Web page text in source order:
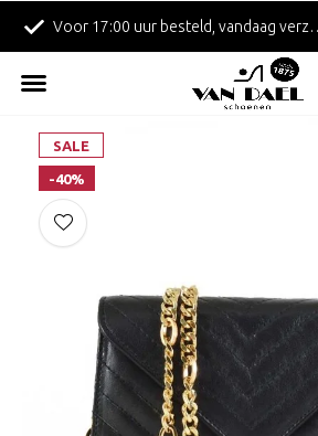
Voor 17:00 uur besteld, vandaag verzonden!
SALE
-40%